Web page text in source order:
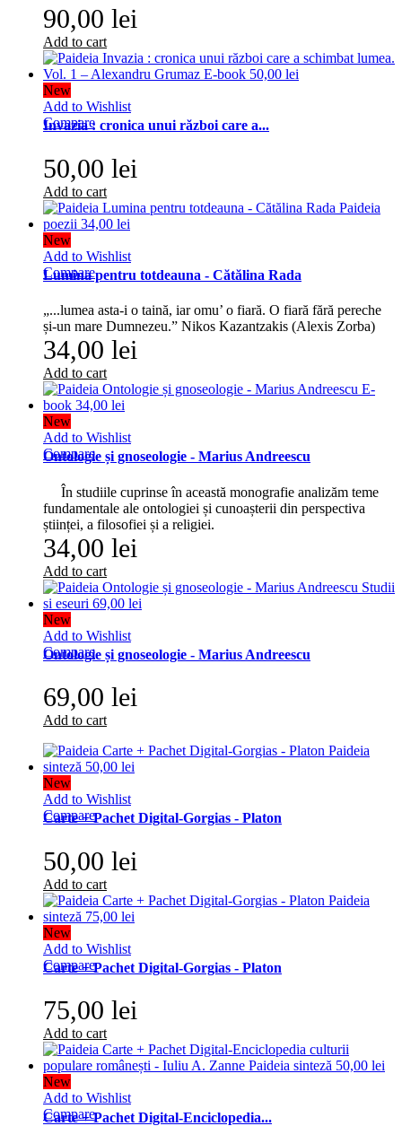
90,00 lei
Add to cart
New
Add to Wishlist
Compare
Invazia : cronica unui război care a...
50,00 lei
Add to cart
New
Add to Wishlist
Compare
Lumina pentru totdeauna - Cătălina Rada
„...lumea asta-i o taină, iar omu’ o fiară. O fiară fără pereche
și-un mare Dumnezeu.” Nikos Kazantzakis (Alexis Zorba)
34,00 lei
Add to cart
New
Add to Wishlist
Compare
Ontologie și gnoseologie - Marius Andreescu
În studiile cuprinse în această monografie analizăm teme
fundamentale ale ontologiei și cunoașterii din perspectiva
științei, a filosofiei și a religiei.
34,00 lei
Add to cart
New
Add to Wishlist
Compare
Ontologie și gnoseologie - Marius Andreescu
69,00 lei
Add to cart
New
Add to Wishlist
Compare
Carte + Pachet Digital-Gorgias - Platon
50,00 lei
Add to cart
New
Add to Wishlist
Compare
Carte + Pachet Digital-Gorgias - Platon
75,00 lei
Add to cart
New
Add to Wishlist
Compare
Carte + Pachet Digital-Enciclopedia...